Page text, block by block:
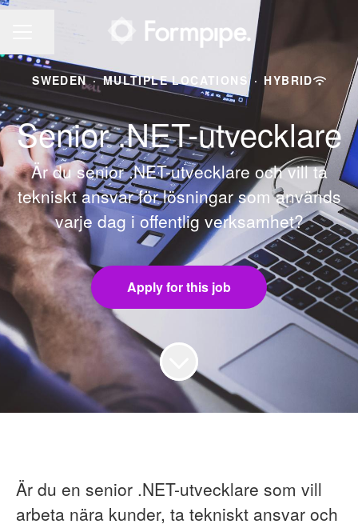
CAREER MENU
Share page
SWEDEN · MULTIPLE LOCATIONS · HYBRID
Senior .NET-utvecklare
Är du senior .NET-utvecklare och vill ta
tekniskt ansvar för lösningar som används
varje dag i offentlig verksamhet?
Apply for this job
Är du en senior .NET-utvecklare som vill
arbeta nära kunder, ta tekniskt ansvar och